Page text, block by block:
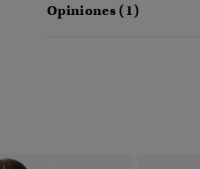
Opiniones (1)